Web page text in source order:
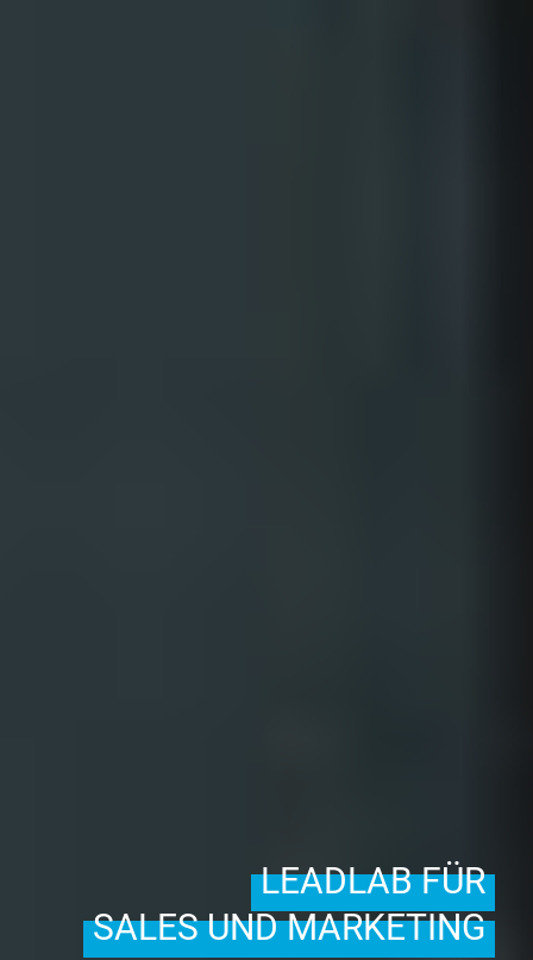
LEADLAB FÜR
SALES UND MARKETING